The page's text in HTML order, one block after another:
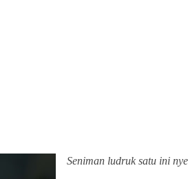
Seniman ludruk satu ini